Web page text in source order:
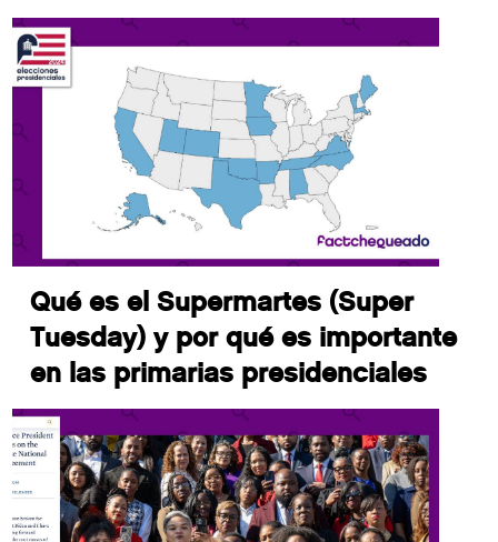
Qué es el Supermartes (Super
Tuesday) y por qué es importante
en las primarias presidenciales